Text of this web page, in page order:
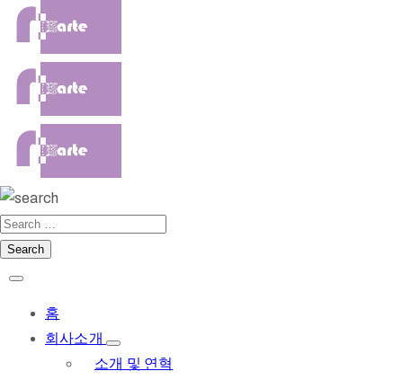
홈
회사소개
소개 및 연혁